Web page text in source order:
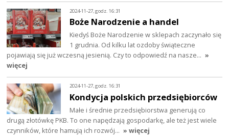
2024-11-27, godz. 16:31
Boże Narodzenie a handel
Kiedyś Boże Narodzenie w sklepach zaczynało się
1 grudnia. Od kilku lat ozdoby świąteczne
pojawiają się już wczesną jesienią. Czy to odpowiedź na nasze… »
więcej
2024-11-27, godz. 16:31
Kondycja polskich przedsiębiorców
Małe i średnie przedsiębiorstwa generują co
drugą złotówkę PKB. To one napędzają gospodarkę, ale też jest wiele
czynników, które hamują ich rozwój… » więcej